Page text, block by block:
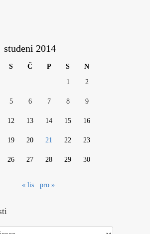
studeni 2014
S Č P S N
1 2
5 6 7 8 9
12 13 14 15 16
19 20 21 22 23
26 27 28 29 30
« lis pro »